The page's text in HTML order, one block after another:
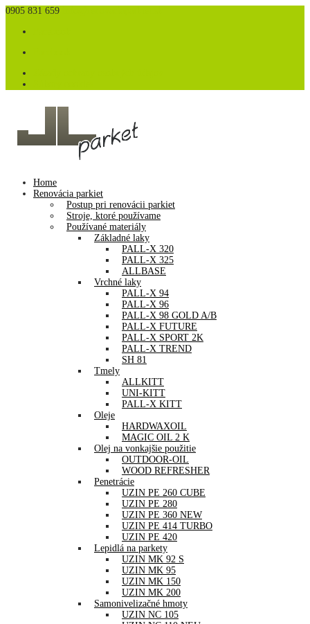
0905 831 659
Home
Renovácia parkiet
Postup pri renovácii parkiet
Stroje, ktoré používame
Používané materiály
Základné laky
PALL-X 320
PALL-X 325
ALLBASE
Vrchné laky
PALL-X 94
PALL-X 96
PALL-X 98 GOLD A/B
PALL-X FUTURE
PALL-X SPORT 2K
PALL-X TREND
SH 81
Tmely
ALLKITT
UNI-KITT
PALL-X KITT
Oleje
HARDWAXOIL
MAGIC OIL 2 K
Olej na vonkajšie použitie
OUTDOOR-OIL
WOOD REFRESHER
Penetrácie
UZIN PE 260 CUBE
UZIN PE 280
UZIN PE 360 NEW
UZIN PE 414 TURBO
UZIN PE 420
Lepidlá na parkety
UZIN MK 92 S
UZIN MK 95
UZIN MK 150
UZIN MK 200
Samonivelizačné hmoty
UZIN NC 105